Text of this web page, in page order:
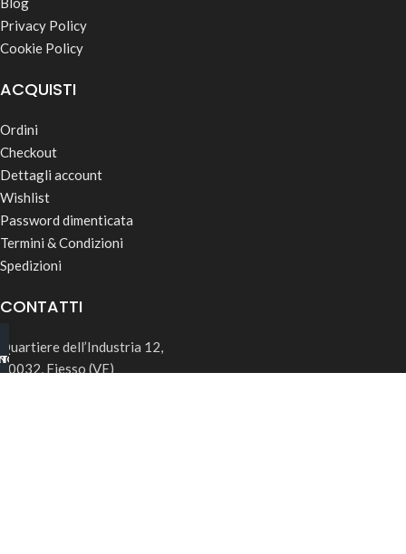
Privacy Policy
Cookie Policy
ACQUISTI
Ordini
Checkout
Dettagli account
Wishlist
Password dimenticata
Termini & Condizioni
Spedizioni
CONTATTI
Quartiere dell’Industria 12,
30032, Fiesso (VE)
B2B